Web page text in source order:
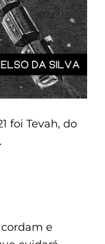
foi Tevah, do
e